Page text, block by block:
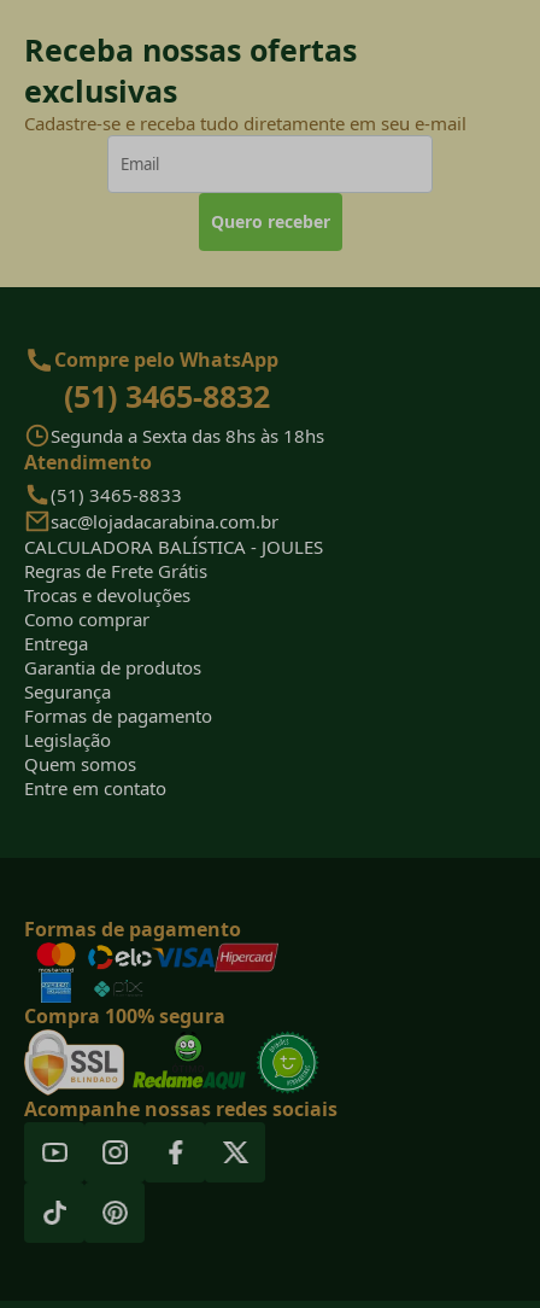
Receba nossas ofertas
exclusivas
Cadastre-se e receba tudo diretamente em seu e-mail
Quero receber
Compre pelo WhatsApp
(51) 3465-8832
Segunda a Sexta das 8hs às 18hs
Atendimento
(51) 3465-8833
sac@lojadacarabina.com.br
CALCULADORA BALÍSTICA - JOULES
Regras de Frete Grátis
Trocas e devoluções
Como comprar
Entrega
Garantia de produtos
Segurança
Formas de pagamento
Legislação
Quem somos
Entre em contato
Formas de pagamento
Compra 100% segura
Acompanhe nossas redes sociais